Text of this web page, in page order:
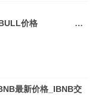
价格
最新价格_IBNB交